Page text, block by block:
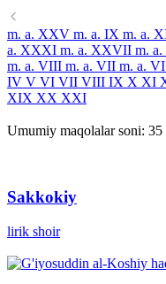
m. a. XXV m. a. IX m. a.
a. XXXI m. a. XXVII m.
m. a. VIII m. a. VII m. a. VI
IV V VI VII VIII IX X XI
XIX XX XXI
Umumiy maqolalar soni: 35
Sakkokiy
lirik shoir